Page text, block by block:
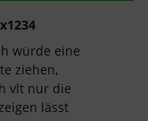
würde eine
ziehen,
vlt nur die
lässt